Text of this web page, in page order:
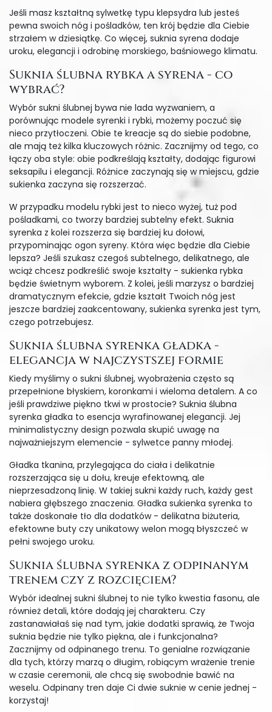
Jeśli masz kształtną sylwetkę typu klepsydra lub jesteś
pewna swoich nóg i pośladków, ten krój będzie dla Ciebie
strzałem w dziesiątkę. Co więcej, suknia syrena dodaje
uroku, elegancji i odrobinę morskiego, baśniowego klimatu.
Suknia ślubna rybka a syrena - co
wybrać?
Wybór sukni ślubnej bywa nie lada wyzwaniem, a
porównując modele syrenki i rybki, możemy poczuć się
nieco przytłoczeni. Obie te kreacje są do siebie podobne,
ale mają też kilka kluczowych różnic. Zacznijmy od tego, co
łączy oba style: obie podkreślają kształty, dodając figurowi
seksapilu i elegancji. Różnice zaczynają się w miejscu, gdzie
sukienka zaczyna się rozszerzać.
W przypadku modelu rybki jest to nieco wyżej, tuż pod
pośladkami, co tworzy bardziej subtelny efekt. Suknia
syrenka z kolei rozszerza się bardziej ku dołowi,
przypominając ogon syreny. Która więc będzie dla Ciebie
lepsza? Jeśli szukasz czegoś subtelnego, delikatnego, ale
wciąż chcesz podkreślić swoje kształty - sukienka rybka
będzie świetnym wyborem. Z kolei, jeśli marzysz o bardziej
dramatycznym efekcie, gdzie kształt Twoich nóg jest
jeszcze bardziej zaakcentowany, sukienka syrenka jest tym,
czego potrzebujesz.
Suknia ślubna syrenka gładka -
elegancja w najczystszej formie
Kiedy myślimy o sukni ślubnej, wyobrażenia często są
przepełnione błyskiem, koronkami i wieloma detalem. A co
jeśli prawdziwe piękno tkwi w prostocie? Suknia ślubna
syrenka gładka to esencja wyrafinowanej elegancji. Jej
minimalistyczny design pozwala skupić uwagę na
najważniejszym elemencie - sylwetce panny młodej.
Gładka tkanina, przylegająca do ciała i delikatnie
rozszerzająca się u dołu, kreuje efektowną, ale
nieprzesadzoną linię. W takiej sukni każdy ruch, każdy gest
nabiera głębszego znaczenia. Gładka sukienka syrenka to
także doskonałe tło dla dodatków - delikatna biżuteria,
efektowne buty czy unikatowy welon mogą błyszczeć w
pełni swojego uroku.
Suknia ślubna syrenka z odpinanym
trenem czy z rozcięciem?
Wybór idealnej sukni ślubnej to nie tylko kwestia fasonu, ale
również detali, które dodają jej charakteru. Czy
zastanawiałaś się nad tym, jakie dodatki sprawią, że Twoja
suknia będzie nie tylko piękna, ale i funkcjonalna?
Zacznijmy od odpinanego trenu. To genialne rozwiązanie
dla tych, którzy marzą o długim, robiącym wrażenie trenie
w czasie ceremonii, ale chcą się swobodnie bawić na
weselu. Odpinany tren daje Ci dwie suknie w cenie jednej -
korzystaj!